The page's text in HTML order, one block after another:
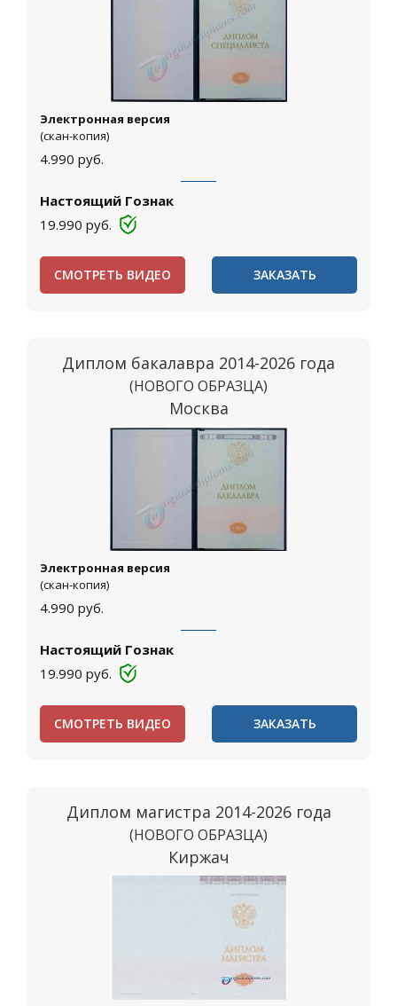
Электронная версия
(скан-копия)
4.990 руб.
Настоящий Гознак
19.990 руб.
СМОТРЕТЬ ВИДЕО ЗАКАЗАТЬ
Диплом бакалавра 2014-2026 года
(НОВОГО ОБРАЗЦА)
Москва
Электронная версия
(скан-копия)
4.990 руб.
Настоящий Гознак
19.990 руб.
СМОТРЕТЬ ВИДЕО ЗАКАЗАТЬ
Диплом магистра 2014-2026 года
(НОВОГО ОБРАЗЦА)
Киржач